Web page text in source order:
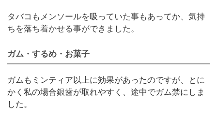
タバコもメンソールを吸っていた事もあってか、気持
ちを落ち着かせる事ができました。
ガム・するめ・お菓子
ガムもミンティア以上に効果があったのですが、とに
かく私の場合銀歯が取れやすく、途中でガム禁にしま
した。